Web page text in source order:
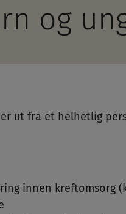
og
ut fra et helhetlig
innen kreftomsorg